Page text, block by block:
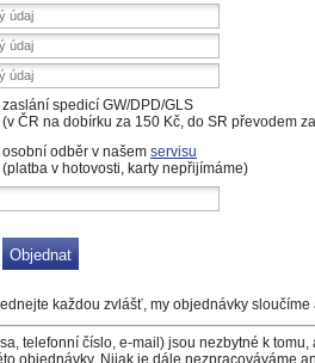
zaslání spedicí GW/DPD/GLS
(v ČR na dobírku za 150 Kč, do SR převodem
osobní odběr v našem servisu
(platba v hotovosti, karty nepřijímáme)
každou zvlášť, my objednávky
telefonní číslo, e-mail) jsou nezbytné k
objednávky. Nijak je dále nezpracováváme